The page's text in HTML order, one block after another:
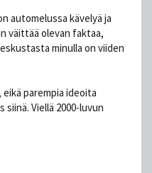
automelussa kävelyä ja
väittää olevan faktaa,
minulla on viiden
parempia ideoita
Viellä 2000-luvun